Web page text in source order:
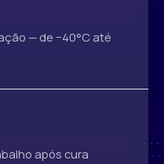
— de −40°C até
após cura